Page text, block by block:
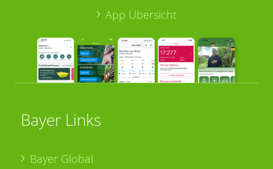
App Übersicht
Bayer Links
Bayer Global